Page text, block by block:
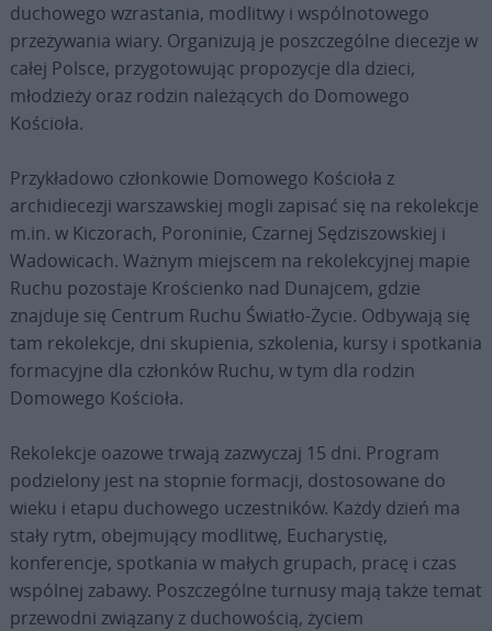
duchowego wzrastania, modlitwy i wspólnotowego
przeżywania wiary. Organizują je poszczególne diecezje w
całej Polsce, przygotowując propozycje dla dzieci,
młodzieży oraz rodzin należących do Domowego
Kościoła.
Przykładowo członkowie Domowego Kościoła z
archidiecezji warszawskiej mogli zapisać się na rekolekcje
m.in. w Kiczorach, Poroninie, Czarnej Sędziszowskiej i
Wadowicach. Ważnym miejscem na rekolekcyjnej mapie
Ruchu pozostaje Krościenko nad Dunajcem, gdzie
znajduje się Centrum Ruchu Światło-Życie. Odbywają się
tam rekolekcje, dni skupienia, szkolenia, kursy i spotkania
formacyjne dla członków Ruchu, w tym dla rodzin
Domowego Kościoła.
Rekolekcje oazowe trwają zazwyczaj 15 dni. Program
podzielony jest na stopnie formacji, dostosowane do
wieku i etapu duchowego uczestników. Każdy dzień ma
stały rytm, obejmujący modlitwę, Eucharystię,
konferencje, spotkania w małych grupach, pracę i czas
wspólnej zabawy. Poszczególne turnusy mają także temat
przewodni związany z duchowością, życiem